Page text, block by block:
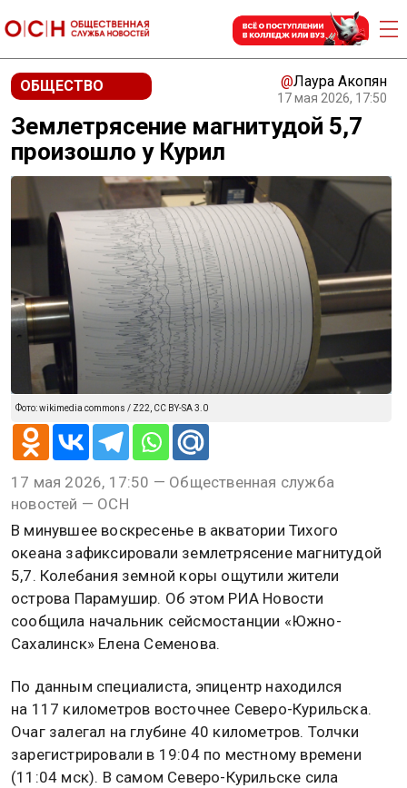
ОБЩЕСТВО @Лаура Акопян
17 мая 2026, 17:50
Землетрясение магнитудой 5,7
произошло у Курил
Фото: wikimedia commons / Z22, CC BY-SA 3.0
17 мая 2026, 17:50 — Общественная служба
новостей — ОСН
В минувшее воскресенье в акватории Тихого
океана зафиксировали землетрясение магнитудой
5,7. Колебания земной коры ощутили жители
острова Парамушир. Об этом РИА Новости
сообщила начальник сейсмостанции «Южно-
Сахалинск» Елена Семенова.
По данным специалиста, эпицентр находился
на 117 километров восточнее Северо-Курильска.
Очаг залегал на глубине 40 километров. Толчки
зарегистрировали в 19:04 по местному времени
(11:04 мск). В самом Северо-Курильске сила